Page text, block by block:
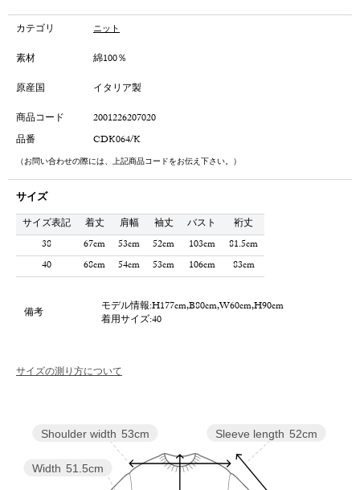
カテゴリ ニット
素材
綿100％
原産国
イタリア製
商品コード
2001226207020
品番
CDK064/K
（お問い合わせの際には、上記商品コードをお伝え下さい。）
サイズ
サイズ表記 着丈 肩幅 袖丈 バスト
裄丈
38
67cm 53cm 52cm 103cm
81.5cm
40
68cm 54cm 53cm 106cm 83cm
備考
モデル情報:H177cm,B80cm,W60cm,H90cm
着用サイズ:40
サイズの測り方について
Sleeve length 52cm
Width 51.5cm
Shoulder width 53cm